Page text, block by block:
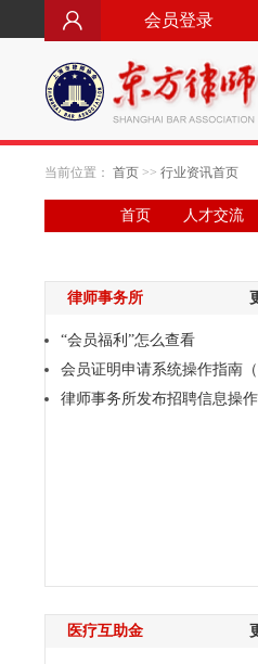
会员登录
当前位置： 首页 >> 行业资讯首页
首页 人才交流
律师事务所
“会员福利”怎么查看
会员证明申请系统操作指南
律师事务所发布招聘信息操
医疗互助金